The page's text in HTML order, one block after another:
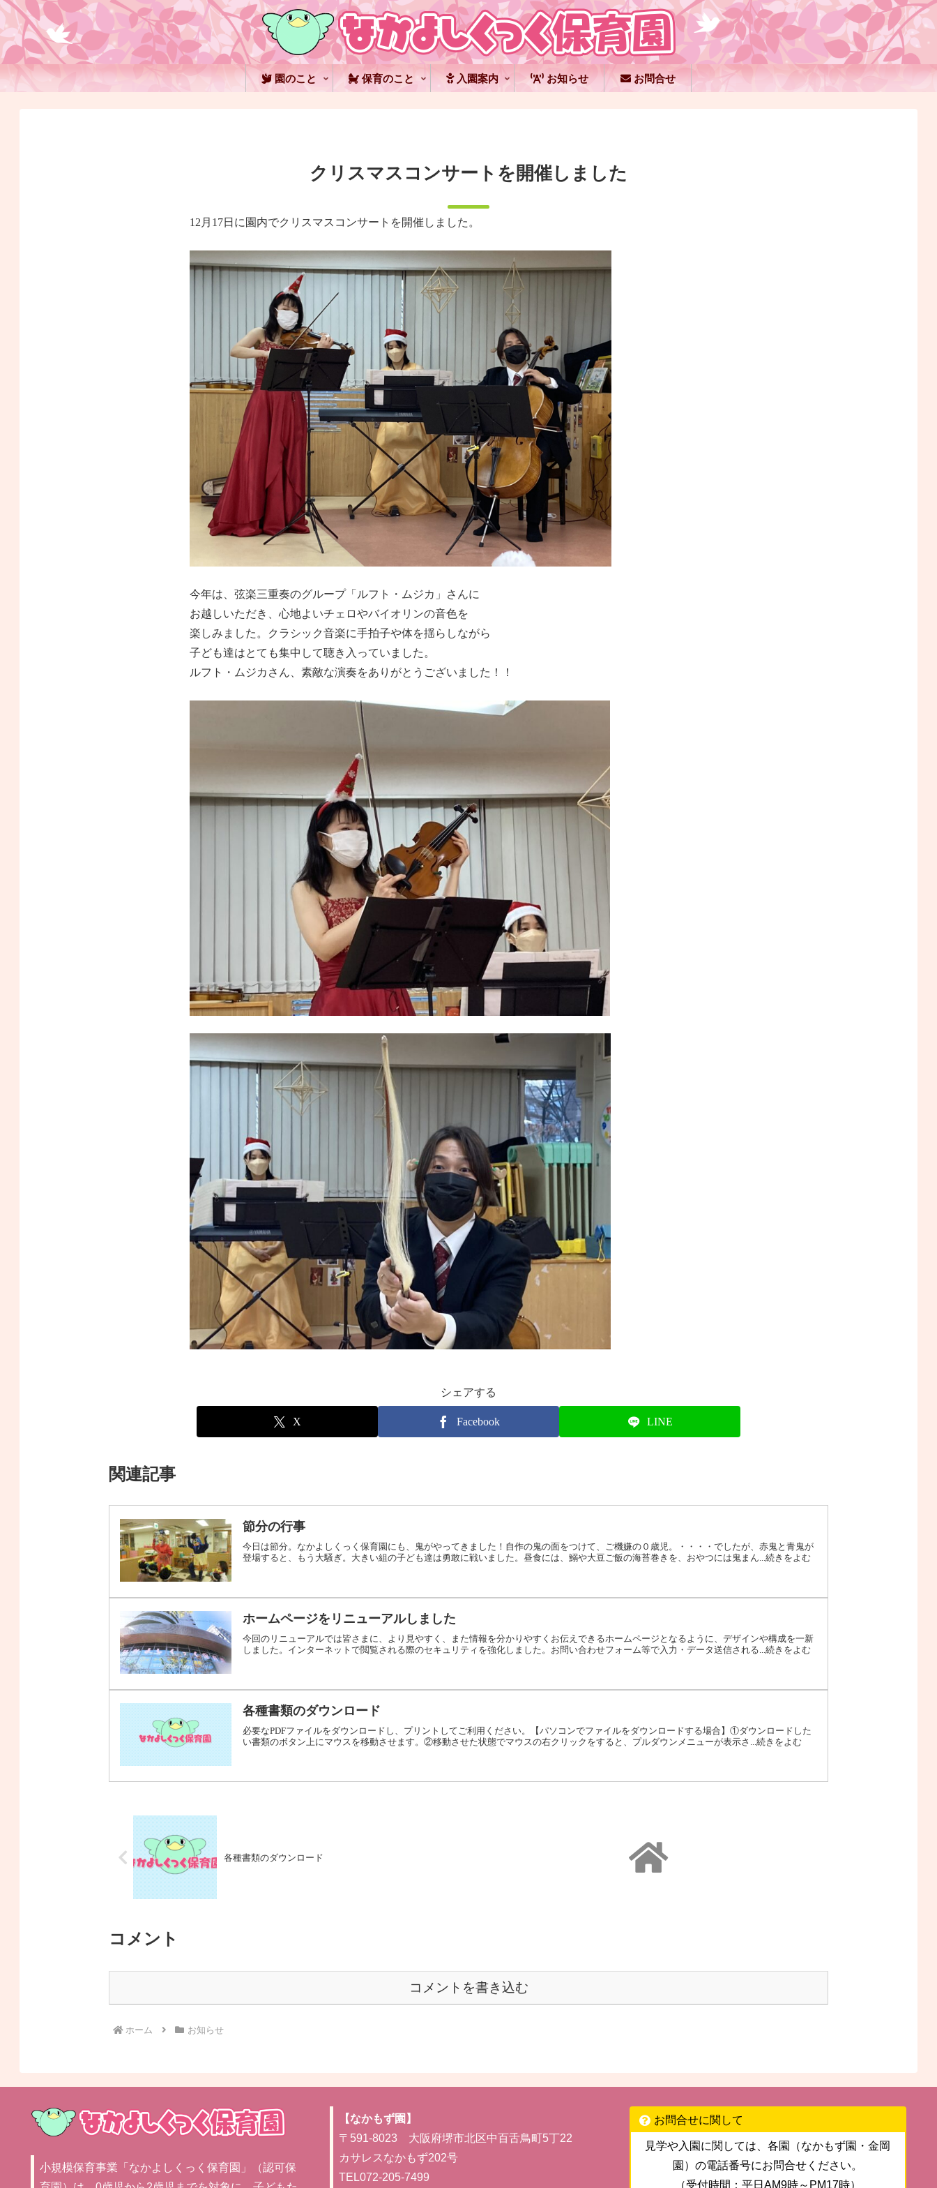
園のこと 保育のこと 入園案内 お知らせ お問合せ
クリスマスコンサートを開催しました
12月17日に園内でクリスマスコンサートを開催しました。
今年は、弦楽三重奏のグループ「ルフト・ムジカ」さんに
お越しいただき、心地よいチェロやバイオリンの音色を
楽しみました。クラシック音楽に手拍子や体を揺らしながら
子ども達はとても集中して聴き入っていました。
ルフト・ムジカさん、素敵な演奏をありがとうございました！！
シェアする
X Facebook LINE
関連記事
節分の行事
今日は節分。なかよしくっく保育園にも、鬼がやってきました！自作の鬼の面をつけて、ご機嫌の０歳児。・・・・でしたが、赤鬼と青鬼が
登場すると、もう大騒ぎ。大きい組の子ども達は勇敢に戦いました。昼食には、鰯や大豆ご飯の海苔巻きを、おやつには鬼まん...続きをよむ
ホームページをリニューアルしました
今回のリニューアルでは皆さまに、より見やすく、また情報を分かりやすくお伝えできるホームページとなるように、デザインや構成を一新
しました。インターネットで閲覧される際のセキュリティを強化しました。お問い合わせフォーム等で入力・データ送信される...続きをよむ
各種書類のダウンロード
必要なPDFファイルをダウンロードし、プリントしてご利用ください。【パソコンでファイルをダウンロードする場合】①ダウンロードした
い書類のボタン上にマウスを移動させます。②移動させた状態でマウスの右クリックをすると、プルダウンメニューが表示さ...続きをよむ
各種書類のダウンロード
コメント
コメントを書き込む
ホーム お知らせ
小規模保育事業「なかよしくっく保育園」（認可保
【なかもず園】
〒591-8023 大阪府堺市北区中百舌鳥町5丁22
カサレスなかもず202号
TEL072-205-7499
お問合せに関して
見学や入園に関しては、各園（なかもず園・金岡
園）の電話番号にお問合せください。
（受付時間：平日AM9時～PM17時）